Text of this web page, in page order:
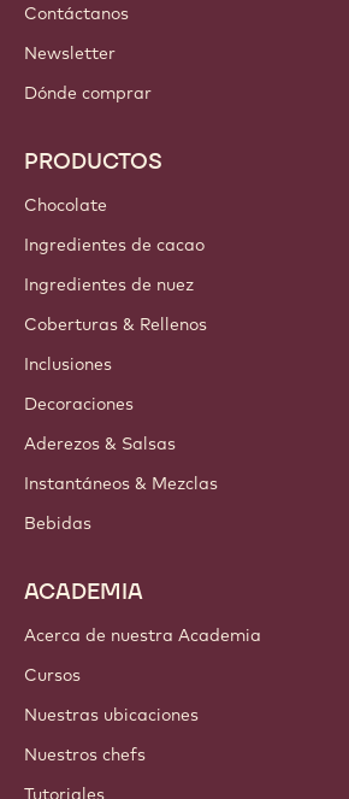
Contáctanos
Newsletter
Dónde comprar
PRODUCTOS
Chocolate
Ingredientes de cacao
Ingredientes de nuez
Coberturas & Rellenos
Inclusiones
Decoraciones
Aderezos & Salsas
Instantáneos & Mezclas
Bebidas
ACADEMIA
Acerca de nuestra Academia
Cursos
Nuestras ubicaciones
Nuestros chefs
Tutoriales